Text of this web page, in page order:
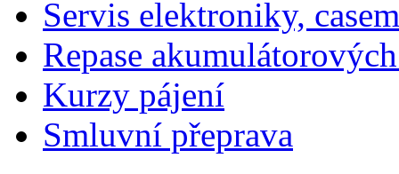
Servis elektroniky,
Repase
Kurzy pájení
Smluvní přeprava